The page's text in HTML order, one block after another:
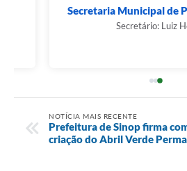
Secretaria Municipal de
Secretário: Luiz
NOTÍCIA MAIS RECENTE
Prefeitura de Sinop firma
criação do Abril Verde